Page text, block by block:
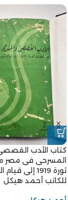
-8%
كتاب سبل السلام
بن اسماعيل
المعروف بالأمير